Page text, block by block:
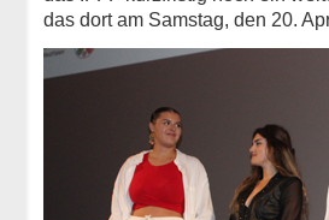
das dort am Samstag, den 20.